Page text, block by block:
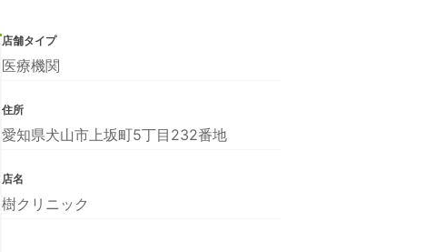
店舗タイプ
医療機関
住所
愛知県犬山市上坂町5丁目232番地
店名
樹クリニック